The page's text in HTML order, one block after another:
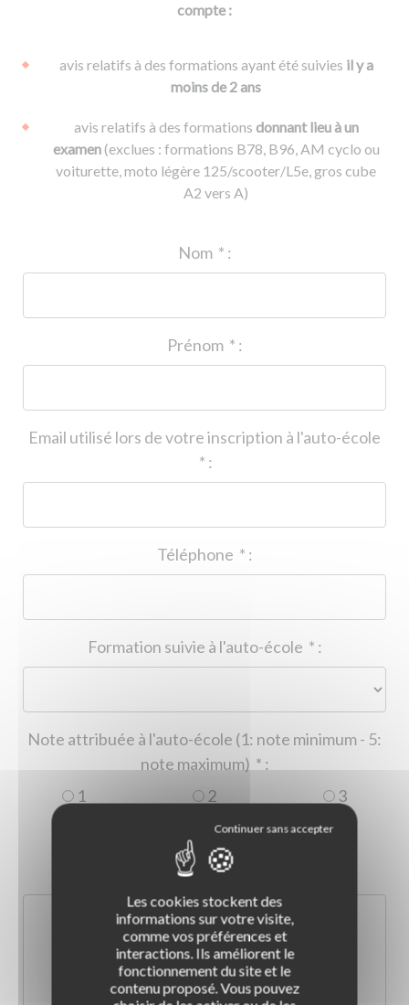
compte :
avis relatifs à des formations ayant été suivies il y a
moins de 2 ans
avis relatifs à des formations donnant lieu à un
examen(exclues : formations B78, B96, AM cyclo ou
voiturette, moto légère 125/scooter/L5e, gros cube
A2 vers A)
* :
* :
Email utilisé lors de votre inscription à l'auto-école
* :
* :
* :
Note attribuée à l'auto-école (1: note minimum - 5:
* :
1
2
3
5
Les cookies stockent des
informations sur votre visite,
comme vos préférences et
interactions. Ils améliorent le
fonctionnement du site et le
contenu proposé. Vous pouvez